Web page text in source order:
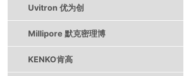
Uvitron 优为创
Millipore 默克密理博
KENKO肯高